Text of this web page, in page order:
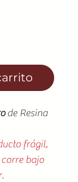
de Resina
frágil,
bajo